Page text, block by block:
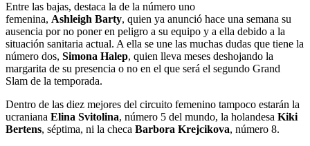
Entre las bajas, destaca la de la número uno
femenina, Ashleigh Barty, quien ya anunció hace una semana su
ausencia por no poner en peligro a su equipo y a ella debido a la
situación sanitaria actual. A ella se une las muchas dudas que tiene la
número dos, Simona Halep, quien lleva meses deshojando la
margarita de su presencia o no en el que será el segundo Grand
Slam de la temporada.
Dentro de las diez mejores del circuito femenino tampoco estarán la
ucraniana Elina Svitolina, número 5 del mundo, la holandesa Kiki
Bertens, séptima, ni la checa Barbora Krejcikova, número 8.